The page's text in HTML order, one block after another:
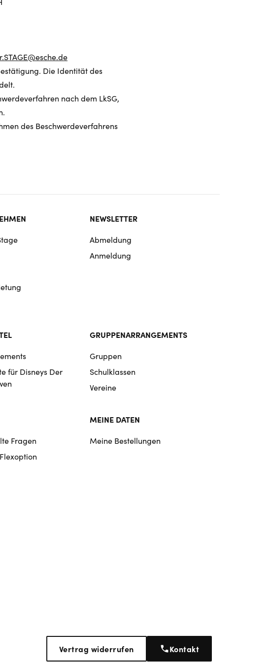
Die Identität des
nach dem LkSG,
des Beschwerdeverfahrens
NEWSLETTER
Abmeldung
Anmeldung
für Disneys Der
GRUPPENARRANGEMENTS
Gruppen
Schulklassen
Vereine
Fragen
MEINE DATEN
Meine Bestellungen
Vertrag widerrufen Kontakt